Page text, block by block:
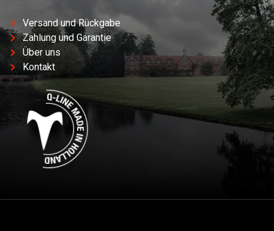
Versand und Rückgabe
Zahlung und Garantie
Über uns
Kontakt